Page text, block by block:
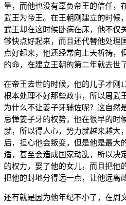
量，而他也没有辜负帝王的信任，
武王为帝王。在王朝刚建立的时候
武王却在这时候卧病在床，他不仅
够快点好起来，而且还代替他处理
点好起来，他还经常向上天祈祷，
的命，在建立王朝的第二年就去世了
在帝王去世的时候，他的儿子才刚
根本处理不好那些政事，所以周武
为什么不让姜子牙辅佐呢？这自然
忌惮姜子牙的权势，他在很早的时
就，所以得人心，势力就越来越大
后，担心他会叛变，但是他是最大
适，甚至会造成国家动乱，所以决
的权力，娶了他的女儿，而且把他
把他的封地分得远一点，让他远离
还有就是因为他年纪不小了，在周